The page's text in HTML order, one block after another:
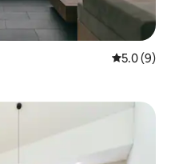
औसत रेटिंग 5
5.0 (9)